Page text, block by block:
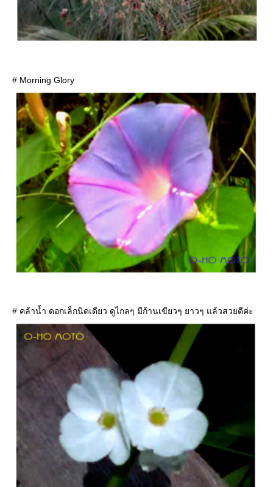
# Morning Glory
# คล้าน้ำ ดอกเล็กนิดเดียว ดูไกลๆ มีก้านเขียวๆ ยาวๆ แล้วสวยดีค่ะ